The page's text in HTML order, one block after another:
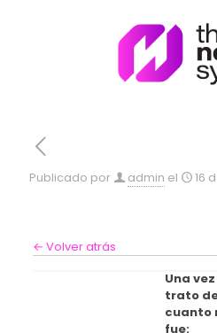
Publicado por admin el 16
← Volver atrás
Una
trato
cuanto
fue: